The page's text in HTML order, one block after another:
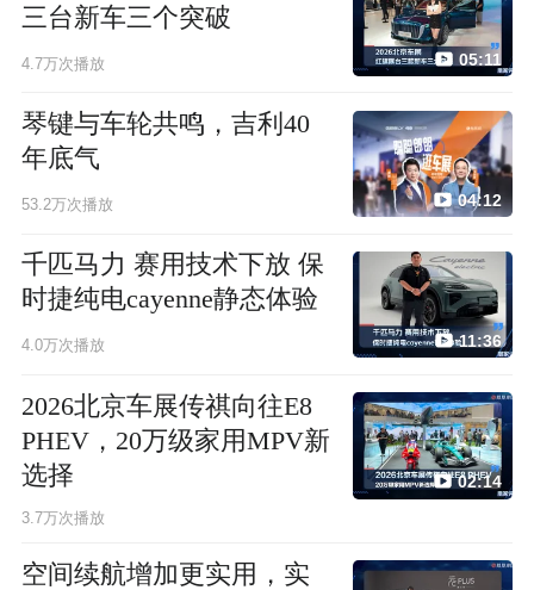
三台新车三个突破
4.7万次播放 05:11
琴键与车轮共鸣，吉利40
年底气
53.2万次播放 04:12
千匹马力 赛用技术下放 保
时捷纯电cayenne静态体验
4.0万次播放 11:36
2026北京车展传祺向往E8
PHEV，20万级家用MPV新
选择
3.7万次播放
02:14
空间续航增加更实用，实